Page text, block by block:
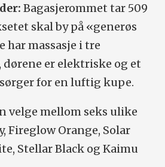
Bagasjerommet tar 509
skal by på «generøs
har massasje i tre
er elektriske og et
for en luftig kupe.
velge mellom seks ulike
Fireglow Orange, Solar
Stellar Black og Kaimu